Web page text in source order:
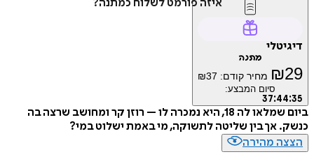
איזה פורמט לשלוח כמתנה?
₪ מחיר קודם: ₪37
סיום המבצע:
37:
ביום שמלאו לה 18, היא נמכרה לו – רוזן קר ומחושב שרצה בה
אך בין שליטה לתשוקה, מי באמת ישלוט במי?
מהירה